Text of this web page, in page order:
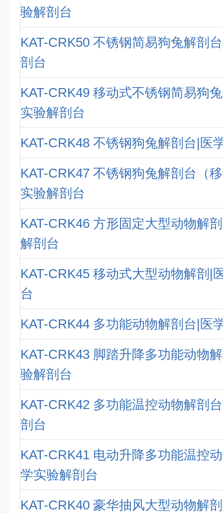
验解剖台
KAT-CRK50 不锈钢简易狗兔解剖
剖台
KAT-CRK49 移动式不锈钢简易狗
实验解剖台
KAT-CRK48 不锈钢狗兔解剖台|医
KAT-CRK47 不锈钢狗兔解剖台（
实验解剖台
KAT-CRK46 方形固定大型动物解
解剖台
KAT-CRK45 移动式大型动物解剖|
台
KAT-CRK44 多功能动物解剖台|医
KAT-CRK43 脚踏升降多功能动物
验解剖台
KAT-CRK42 多功能温控动物解剖
剖台
KAT-CRK41 电动升降多功能温控
学实验解剖台
KAT-CRK40 豪华抽风大型动物解